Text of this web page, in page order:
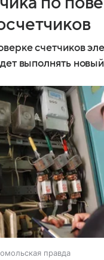
счетчиков
выполнять
правда